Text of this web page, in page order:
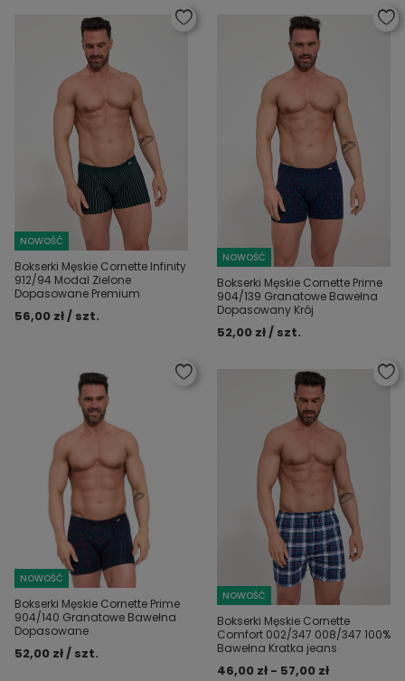
NOWOŚĆ
Bokserki Męskie Cornette Infinity
912/94 Modal Zielone
Dopasowane Premium
56,00 zł / szt.
NOWOŚĆ
Bokserki Męskie Cornette Prime
904/139 Granatowe Bawełna
Dopasowany Krój
52,00 zł / szt.
NOWOŚĆ
Bokserki Męskie Cornette Prime
904/140 Granatowe Bawełna
Dopasowane
52,00 zł / szt.
NOWOŚĆ
Bokserki Męskie Cornette
Comfort 002/347 008/347 100%
Bawełna Kratka jeans
46,00 zł - 57,00 zł